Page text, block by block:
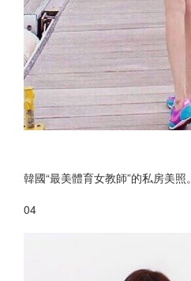
韓國“最美體育女教師”的私房美照。
04